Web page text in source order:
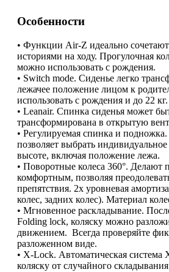
Особенности
• Функции Air-Z идеально
историями на ходу. Прогулочная
можно использовать с рождения.
• Switch mode. Сиденье легко
лежачее положение лицом к
использовать с рождения и до 22 кг.
• Leanair. Спинка сиденья может
трансформирована в открытую
• Регулируемая спинка и
позволяет выбрать
высоте, включая положение лежа.
• Поворотные колеса 360°. Делают
комфортным, позволяя
препятствия. 2х уровневая
колес, задних колес). Материал
• Мгновенное раскладывание.
Folding lock, коляску можно
движением. Всегда проверяйте
разложенном виде.
• X-Lock. Автоматическая система
коляску от случайного